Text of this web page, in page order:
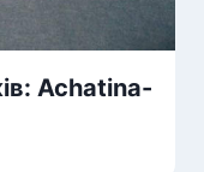
Achatina-